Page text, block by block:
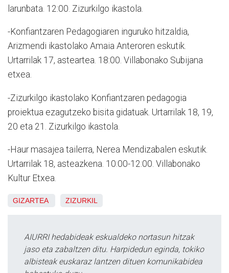
larunbata. 12:00. Zizurkilgo ikastola.
-Konfiantzaren Pedagogiaren inguruko hitzaldia,
Arizmendi ikastolako Amaia Anteroren eskutik.
Urtarrilak 17, asteartea. 18:00. Villabonako Subijana
etxea.
-Zizurkilgo ikastolako Konfiantzaren pedagogia
proiektua ezagutzeko bisita gidatuak. Urtarrilak 18, 19,
20 eta 21. Zizurkilgo ikastola.
-Haur masajea tailerra, Nerea Mendizabalen eskutik.
Urtarrilak 18, asteazkena. 10:00-12:00. Villabonako
Kultur Etxea.
GIZARTEA ZIZURKIL
AIURRI hedabideak eskualdeko nortasun hitzak
jaso eta zabaltzen ditu. Harpidedun eginda, tokiko
albisteak euskaraz lantzen dituen komunikabidea